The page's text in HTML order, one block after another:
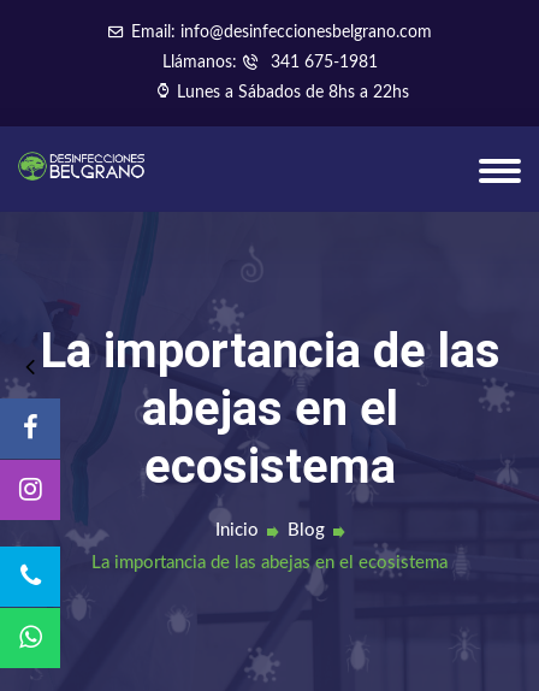
Email: info@desinfeccionesbelgrano.com
Llámanos:
341 675-1981
Lunes a Sábados de 8hs a 22hs
La importancia de las
abejas en el
ecosistema
Inicio
Blog
La importancia de las abejas en el ecosistema